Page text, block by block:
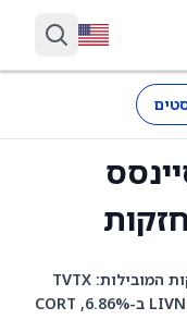
LFSC היא קרן סל עם 39 אחזקות. בין האחזקות המובילות: TVTX
ב-7.72%, COGT ב-7.22%, SYRE ב-7.15%, LIVN ב-6.86%, CORT